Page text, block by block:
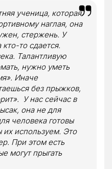
ученица, которая
наглая, она
стержень. У
кто-то сдается.
Талантливую
нужно уметь
Иначе
без прыжков,
У нас сейчас в
она не для
человека готовы
их используем. Это
При этом есть
могут прыгать